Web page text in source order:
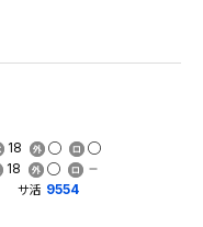
18
18
サ活 9554